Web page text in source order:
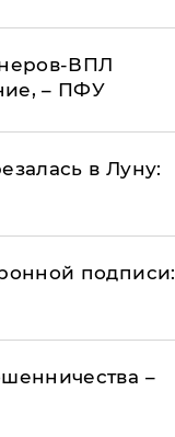
ВПЛ
– ПФУ
в Луну:
подписи:
–